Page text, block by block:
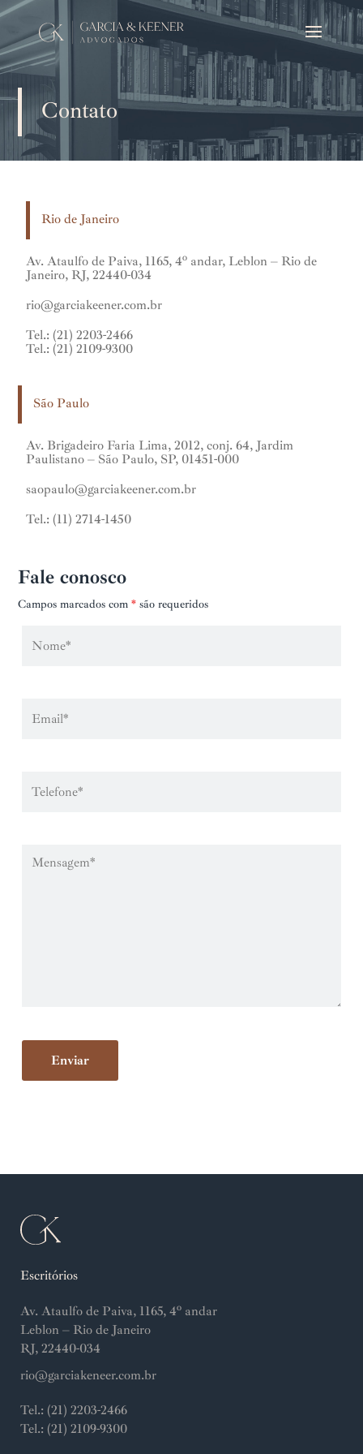
Contato
Rio de Janeiro
Av. Ataulfo de Paiva, 1165, 4º andar, Leblon – Rio de
Janeiro, RJ, 22440-034
rio@garciakeener.com.br
Tel.: (21) 2203-2466
Tel.: (21) 2109-9300
São Paulo
Av. Brigadeiro Faria Lima, 2012, conj. 64, Jardim
Paulistano – São Paulo, SP, 01451-000
saopaulo@garciakeener.com.br
Tel.: (11) 2714-1450
Fale conosco
Campos marcados com* são requeridos
Escritórios
Av. Ataulfo de Paiva, 1165, 4º andar
Leblon – Rio de Janeiro
RJ, 22440-034
rio@garciakeneer.com.br
Tel.: (21) 2203-2466
Tel.: (21) 2109-9300